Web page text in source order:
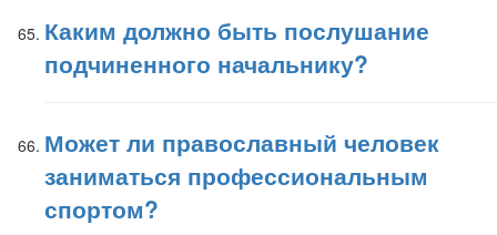
Каким должно быть послушание
подчиненного начальнику?
Может ли православный человек
заниматься профессиональным
спортом?